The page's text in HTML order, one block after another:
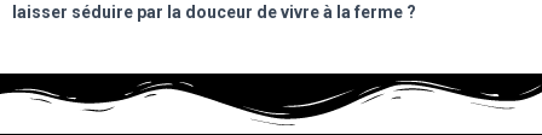
laisser séduire par la douceur de vivre à la ferme ?